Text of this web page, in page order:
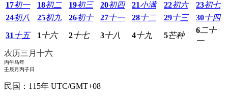
17初一 18初二 19初三 20初四 21小满 22初六 23初七
24初八 25初九 26初十 27十一 28十二 29十三 30十四
31 十五 1 十六 2十七 3十八 4十九 5芒种
6 二十
一
农历三月十六
丙午马年
壬辰月丙子日
民国：115年 UTC/GMT+08